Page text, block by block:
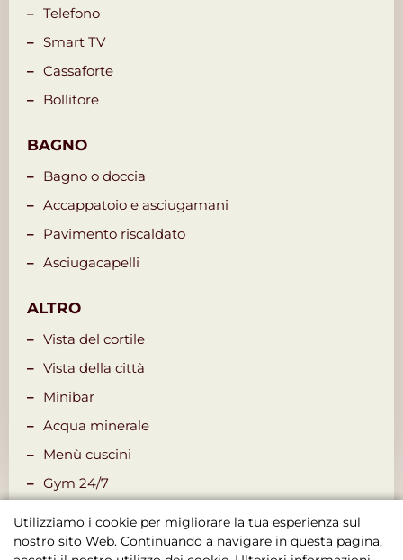
Telefono
Smart TV
Cassaforte
Bollitore
BAGNO
Bagno o doccia
Accappatoio e asciugamani
Pavimento riscaldato
Asciugacapelli
ALTRO
Vista del cortile
Vista della città
Minibar
Acqua minerale
Menù cuscini
Gym 24/7
Utilizziamo i cookie per migliorare la tua esperienza sul
nostro sito Web. Continuando a navigare in questa pagina,